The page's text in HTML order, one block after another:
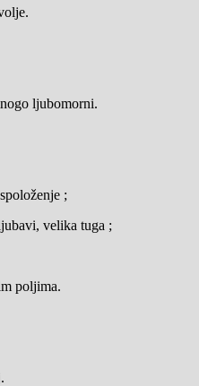
ljubomorni.
;
velika tuga ;
poljima.